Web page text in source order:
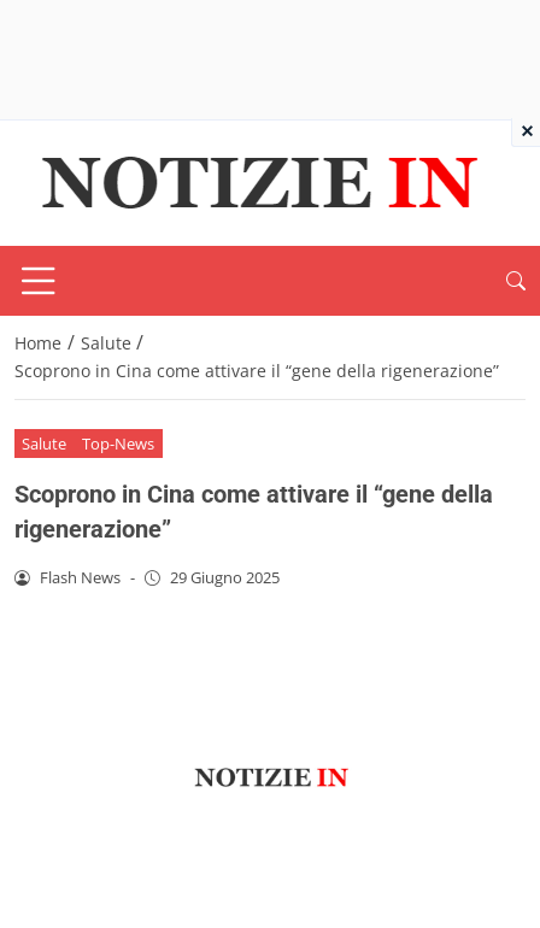
Home / Salute /
Scoprono in Cina come attivare il “gene della rigenerazione”
Salute Top-News
Scoprono in Cina come attivare il “gene della
rigenerazione”
Flash News - 29 Giugno 2025
×